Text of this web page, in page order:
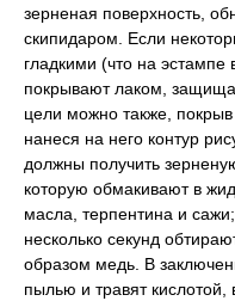
зерненая поверхность,
скипидаром. Если
гладкими (что на
покрывают лаком,
цели можно также,
нанеся на него контур
должны получить
которую обмакивают в
масла, терпентина и
несколько секунд
образом медь. В
пылью и травят кислотой,